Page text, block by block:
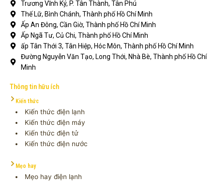
Trương Vĩnh Ký, P. Tân Thành, Tân Phú
Thế Lữ, Bình Chánh, Thành phố Hồ Chí Minh
Ấp An Đông, Cần Giờ, Thành phố Hồ Chí Minh
Ấp Ngã Tư, Củ Chi, Thành phố Hồ Chí Minh
ấp Tân Thới 3, Tân Hiệp, Hóc Môn, Thành phố Hồ Chí Minh
Đường Nguyễn Văn Tạo, Long Thới, Nhà Bè, Thành phố Hồ Chí
Minh
Thông tin hữu ích
Kiến thức
Kiến thức điện lạnh
Kiến thức điện máy
Kiến thức điện tử
Kiến thức điện nước
Mẹo hay
Mẹo hay điện lạnh